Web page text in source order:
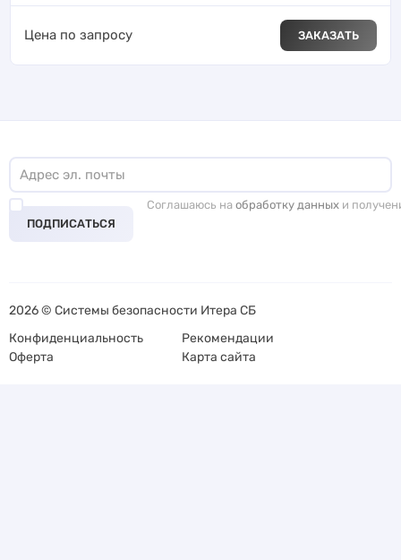
Цена по запросу ЗАКАЗАТЬ
ПОДПИСАТЬСЯ
Соглашаюсь на обработку данных и
2026 © Системы безопасности Итера СБ
Конфиденциальность
Рекомендации
Оферта
Карта сайта